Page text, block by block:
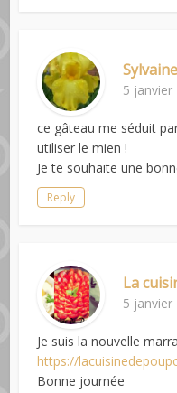
5 janvier
ce gâteau me séduit
utiliser le mien !
Je te souhaite une
Reply
La
5 janvier
Je suis la nouvelle
https://
Bonne journée